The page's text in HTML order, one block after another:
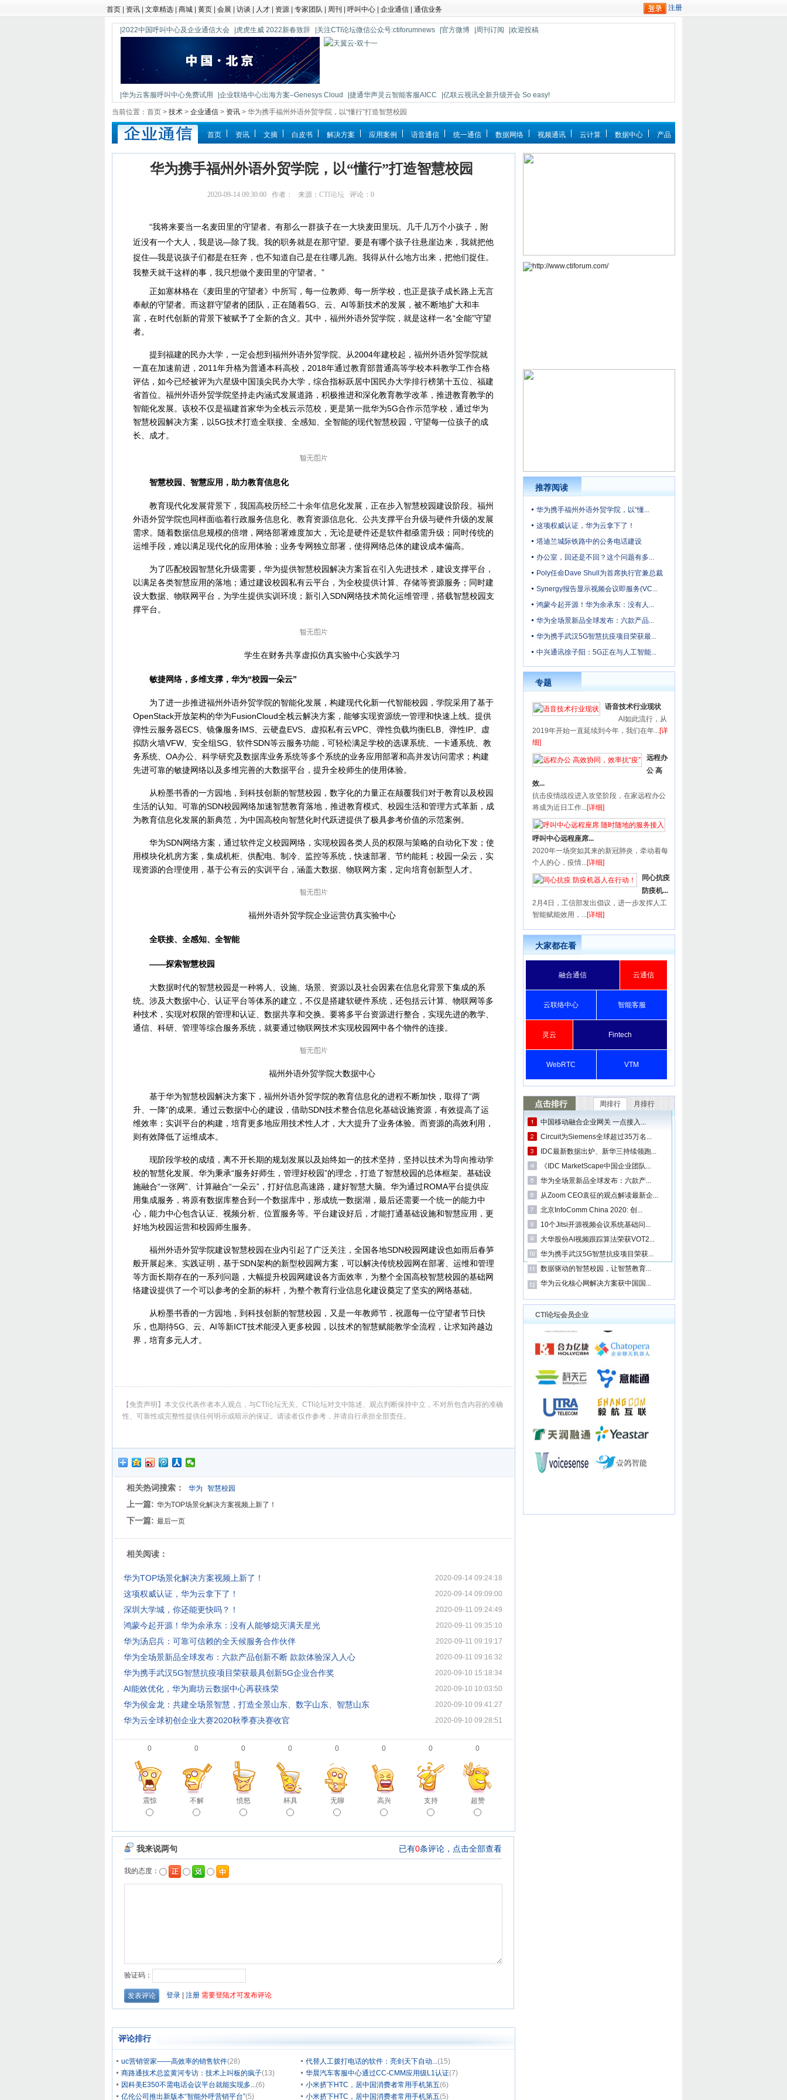
首页 资讯 文章精选 商城 黄页 会展 访谈 人才 资源 专家团队 周刊 呼叫中心 企业通信 通信业务
|2022中国呼叫中心及企业通信大会 |虎虎生威 2022新春致辞 |关注CTI论坛微信公众号:ctiforumnews |官方微博 |周刊订阅 |欢迎投稿
|华为云客服呼叫中心免费试用 |企业联络中心出海方案–Genesys Cloud |捷通华声灵云智能客服AICC
|亿联云视讯全新升级开会 So easy!
|鼎信通达新一代语音网关DAG1000-4S
当前位置：首页 > 技术 > 企业通信 > 资讯 > 华为携手福州外语外贸学院，以“懂行”打造智慧校园
首页 资讯 文摘 白皮书 解决方案 应用案例 语音通信 统一通信 数据网络 视频通讯 云计算 数据中心 产品
华为携手福州外语外贸学院，以“懂行”打造智慧校园
2020-09-14 09:30:00 作者： 来源： CTI论坛 评论： 0
“我将来要当一名麦田里的守望者。有那么一群孩子在一大块麦田里玩。几千几万个小孩子，附
近没有一个大人，我是说—除了我。我的职务就是在那守望。要是有哪个孩子往悬崖边来，我就把他
捉住—我是说孩子们都是在狂奔，也不知道自己是在往哪儿跑。我得从什么地方出来，把他们捉住。
我整天就干这样的事，我只想做个麦田里的守望者。”
正如塞林格在《麦田里的守望者》中所写，每一位教师、每一所学校，也正是孩子成长路上无言
奉献的守望者。而这群守望者的团队，正在随着5G、云、AI等新技术的发展，被不断地扩大和丰
富，在时代创新的背景下被赋予了全新的含义。其中，福州外语外贸学院，就是这样一名“全能”守望
者。
提到福建的民办大学，一定会想到福州外语外贸学院。从2004年建校起，福州外语外贸学院就
一直在加速前进，2011年升格为普通本科高校，2018年通过教育部普通高等学校本科教学工作合格
评估，如今已经被评为六星级中国顶尖民办大学，综合指标跃居中国民办大学排行榜第十五位、福建
省首位。福州外语外贸学院坚持走内涵式发展道路，积极推进和深化教育教学改革，推进教育教学的
智能化发展。该校不仅是福建首家华为全栈云示范校，更是第一批华为5G合作示范学校，通过华为
智慧校园解决方案，以5G技术打造全联接、全感知、全智能的现代智慧校园，守望每一位孩子的成
长、成才。
智慧校园、智慧应用，助力教育信息化
教育现代化发展背景下，我国高校历经二十余年信息化发展，正在步入智慧校园建设阶段。福州
外语外贸学院也同样面临着行政服务信息化、教育资源信息化、公共支撑平台升级与硬件升级的发展
需求。随着数据信息规模的倍增，网络部署难度加大，无论是硬件还是软件都亟需升级；同时传统的
运维手段，难以满足现代化的应用体验；业务专网独立部署，使得网络总体的建设成本偏高。
为了匹配校园智慧化升级需要，华为提供智慧校园解决方案旨在引入先进技术，建设支撑平台，
以满足各类智慧应用的落地；通过建设校园私有云平台，为全校提供计算、存储等资源服务；同时建
设大数据、物联网平台，为学生提供实训环境；新引入SDN网络技术简化运维管理，搭载智慧校园支
撑平台。
学生在财务共享虚拟仿真实验中心实践学习
敏捷网络，多维支撑，华为“校园一朵云”
为了进一步推进福州外语外贸学院的智能化发展，构建现代化新一代智能校园，学院采用了基于
OpenStack开放架构的华为FusionCloud全栈云解决方案，能够实现资源统一管理和快速上线。提供
弹性云服务器ECS、镜像服务IMS、云硬盘EVS、虚拟私有云VPC、弹性负载均衡ELB、弹性IP、虚
拟防火墙VFW、安全组SG、软件SDN等云服务功能，可轻松满足学校的选课系统、一卡通系统、教
务系统、OA办公、科学研究及数据库业务系统等多个系统的业务应用部署和高并发访问需求；构建
先进可靠的敏捷网络以及多维完善的大数据平台，提升全校师生的使用体验。
从粉墨书香的一方园地，到科技创新的智慧校园，数字化的力量正在颠覆我们对于教育以及校园
生活的认知。可靠的SDN校园网络加速智慧教育落地，推进教育模式、校园生活和管理方式革新，成
为教育信息化发展的新典范，为中国高校向智慧化时代跃进提供了极具参考价值的示范案例。
华为SDN网络方案，通过软件定义校园网络，实现校园各类人员的权限与策略的自动化下发；使
用模块化机房方案，集成机柜、供配电、制冷、监控等系统，快速部署、节约能耗；校园一朵云，实
现资源的合理使用，基于公有云的实训平台，涵盖大数据、物联网方案，定向培育创新型人才。
福州外语外贸学院企业运营仿真实验中心
全联接、全感知、全智能
——探索智慧校园
大数据时代的智慧校园是一种将人、设施、场景、资源以及社会因素在信息化背景下集成的系
统。涉及大数据中心、认证平台等体系的建立，不仅是搭建软硬件系统，还包括云计算、物联网等多
种技术，实现对权限的管理和认证、数据共享和交换。要将多平台资源进行整合，实现先进的教学、
通信、科研、管理等综合服务系统，就要通过物联网技术实现校园网中各个物件的连接。
福州外语外贸学院大数据中心
基于华为智慧校园解决方案下，福州外语外贸学院的教育信息化的进程不断加快，取得了“两
升、一降”的成果。通过云数据中心的建设，借助SDN技术整合信息化基础设施资源，有效提高了运
维效率；实训平台的构建，培育更多地应用技术性人才，大大提升了业务体验。而资源的高效利用，
则有效降低了运维成本。
现阶段学校的成绩，离不开长期的规划发展以及始终如一的技术坚持，坚持以技术为导向推动学
校的智慧化发展。华为秉承“服务好师生，管理好校园”的理念，打造了智慧校园的总体框架。基础设
施融合“一张网”、计算融合“一朵云”，打好信息高速路，建好智慧大脑。华为通过ROMA平台提供应
用集成服务，将原有数据库整合到一个数据库中，形成统一数据湖，最后还需要一个统一的能力中
心，能力中心包含认证、视频分析、位置服务等。平台建设好后，才能打通基础设施和智慧应用，更
好地为校园运营和校园师生服务。
福州外语外贸学院建设智慧校园在业内引起了广泛关注，全国各地SDN校园网建设也如雨后春笋
般开展起来。实践证明，基于SDN架构的新型校园网方案，可以解决传统校园网在部署、运维和管理
等方面长期存在的一系列问题，大幅提升校园网建设各方面效率，为整个全国高校智慧校园的基础网
络建设提供了一个可以参考的全新的标杆，为整个教育行业信息化建设奠定了坚实的网络基础。
从粉墨书香的一方园地，到科技创新的智慧校园，又是一年教师节，祝愿每一位守望者节日快
乐，也期待5G、云、AI等新ICT技术能浸入更多校园，以技术的智慧赋能教学全流程，让求知跨越边
界，培育多元人才。
【免责声明】本文仅代表作者本人观点，与CTI论坛无关。CTI论坛对文中陈述、观点判断保持中立，不对所包含内容的准确
性、可靠性或完整性提供任何明示或暗示的保证。请读者仅作参考，并请自行承担全部责任。
相关热词搜索： 华为 智慧校园
上一篇: 华为TOP场景化解决方案视频上新了！
下一篇: 最后一页
相关阅读：
·华为TOP场景化解决方案视频上新了！ 2020-09-14 09:24:18
·这项权威认证，华为云拿下了！ 2020-09-14 09:09:00
·深圳大学城，你还能更快吗？！ 2020-09-11 09:24:49
·鸿蒙今起开源！华为余承东：没有人能够熄灭满天星光 2020-09-11 09:35:10
·华为汤启兵：可靠可信赖的全天候服务合作伙伴 2020-09-11 09:19:17
·华为全场景新品全球发布：六款产品创新不断 款款体验深入人心 2020-09-11 09:16:32
·华为携手武汉5G智慧抗疫项目荣获最具创新5G企业合作奖 2020-09-10 15:18:34
·AI能效优化，华为廊坊云数据中心再获殊荣 2020-09-10 10:03:50
·华为侯金龙：共建全场景智慧，打造全景山东、数字山东、智慧山东 2020-09-10 09:41:27
·华为云全球初创企业大赛2020秋季赛决赛收官 2020-09-10 09:28:51
0
震惊
0
不解
0
愤怒
0
杯具
0
无聊
0
高兴
0
支持
0
超赞
评论排行
uc营销管家——高效率的销售软件(28) 代替人工拨打电话的软件：亮剑天下自动...(15)
商路通技术总监黄河专访：技术上叫板的疯子(13) 华晨汽车客服中心通过CC-CMM应用级L1认证(7)
因科美E350不需电话会议平台就能实现多...(6) 小米挤下HTC，居中国消费者常用手机第五(6)
亿伦公司推出新版本“智能外呼营销平台”(5) 小米挤下HTC，居中国消费者常用手机第五(5)
推荐阅读
华为携手福州外语外贸学院，以“懂...
这项权威认证，华为云拿下了！
塔迪兰城际铁路中的公务电话建设
办公室，回还是不回？这个问题有多...
Poly任命Dave Shull为首席执行官兼总裁
Synergy报告显示视频会议即服务(VC...
鸿蒙今起开源！华为余承东：没有人...
华为全场景新品全球发布：六款产品...
华为携手武汉5G智慧抗疫项目荣获最...
中兴通讯徐子阳：5G正在与人工智能...
专题
语音技术行业现状
AI如此流行，从
2019年开始一直延续到今年，我们在年...[详
细]
远程办
公 高
效...
抗击疫情战役进入攻坚阶段，在家远程办公
将成为近日工作...[详细]
呼叫中心远程座席...
2020年一场突如其来的新冠肺炎，牵动着每
个人的心，疫情...[详细]
同心抗疫
防疫机...
2月4日，工信部发出倡议，进一步发挥人工
智能赋能效用，...[详细]
大家都在看
融合通信 云通信
云联络中心 智能客服
灵云 Fintech
WebRTC VTM
点击排行 周排行 月排行
中国移动融合企业网关 一点接入...
Circuit为Siemens全球超过35万名...
IDC最新数据出炉、新华三持续领跑...
《IDC MarketScape中国企业团队...
华为全场景新品全球发布：六款产...
从Zoom CEO袁征的观点解读最新企...
北京InfoComm China 2020: 创...
10个Jitsi开源视频会议系统基础问...
大华股份AI视频跟踪算法荣获VOT2...
华为携手武汉5G智慧抗疫项目荣获...
数据驱动的智慧校园，让智慧教育...
华为云化核心网解决方案获中国国...
CTI论坛会员企业